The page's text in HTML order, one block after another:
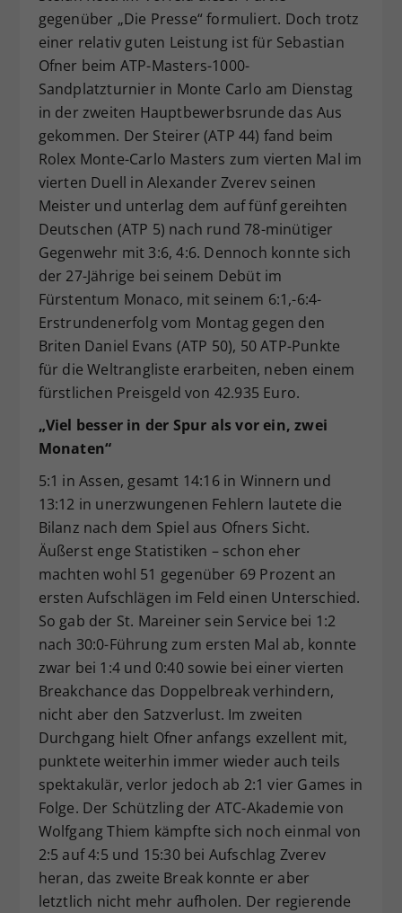
gegenüber „Die Presse“ formuliert. Doch trotz
einer relativ guten Leistung ist für Sebastian
Ofner beim ATP-Masters-1000-
Sandplatzturnier in Monte Carlo am Dienstag
in der zweiten Hauptbewerbsrunde das Aus
gekommen. Der Steirer (ATP 44) fand beim
Rolex Monte-Carlo Masters zum vierten Mal im
vierten Duell in Alexander Zverev seinen
Meister und unterlag dem auf fünf gereihten
Deutschen (ATP 5) nach rund 78-minütiger
Gegenwehr mit 3:6, 4:6. Dennoch konnte sich
der 27-Jährige bei seinem Debüt im
Fürstentum Monaco, mit seinem 6:1,-6:4-
Erstrundenerfolg vom Montag gegen den
Briten Daniel Evans (ATP 50), 50 ATP-Punkte
für die Weltrangliste erarbeiten, neben einem
fürstlichen Preisgeld von 42.935 Euro.
„Viel besser in der Spur als vor ein, zwei
Monaten“
5:1 in Assen, gesamt 14:16 in Winnern und
13:12 in unerzwungenen Fehlern lautete die
Bilanz nach dem Spiel aus Ofners Sicht.
Äußerst enge Statistiken – schon eher
machten wohl 51 gegenüber 69 Prozent an
ersten Aufschlägen im Feld einen Unterschied.
So gab der St. Mareiner sein Service bei 1:2
nach 30:0-Führung zum ersten Mal ab, konnte
zwar bei 1:4 und 0:40 sowie bei einer vierten
Breakchance das Doppelbreak verhindern,
nicht aber den Satzverlust. Im zweiten
Durchgang hielt Ofner anfangs exzellent mit,
punktete weiterhin immer wieder auch teils
spektakulär, verlor jedoch ab 2:1 vier Games in
Folge. Der Schützling der ATC-Akademie von
Wolfgang Thiem kämpfte sich noch einmal von
2:5 auf 4:5 und 15:30 bei Aufschlag Zverev
heran, das zweite Break konnte er aber
letztlich nicht mehr aufholen. Der regierende
Zweck
Dieser Wert speichert Ihre Consent-
Einstellungen. Unter anderem eine
zufällig generierte ID, für die
historische Speicherung Ihrer
vorgenommen Einstellungen, falls der
Webseiten-Betreiber dies eingestellt
hat.